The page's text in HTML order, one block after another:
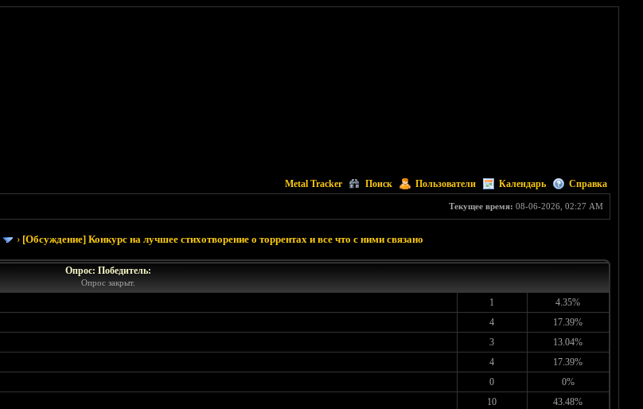
Metal Tracker Поиск Пользователи Календарь Справка
Текущее время: 08-06-2026, 02:27 AM
› [Обсуждение] Конкурс на лучшее стихотворение о торрентах и все что с ними связано
Опрос: Победитель:
Опрос закрыт.
1
4.35%
4
17.39%
3
13.04%
4
17.39%
0
0%
10
43.48%